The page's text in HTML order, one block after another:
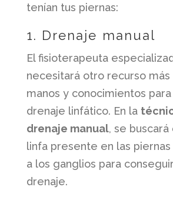
tenían tus piernas:
1. Drenaje manual
El fisioterapeuta
necesitará otro recurso más
manos y conocimientos
drenaje linfático. En la
drenaje manual, se buscará
linfa presente en las
a los ganglios para
drenaje.